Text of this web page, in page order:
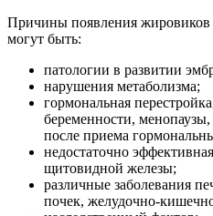
Причины появления жировиков
могут быть:
патологии в развитии
нарушения метаболизма;
гормональная
беременности,
после приема
недостаточно
щитовидной железы;
различные заболевания
почек, желудочно-